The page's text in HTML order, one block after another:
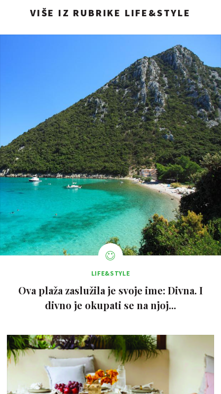
VIŠE IZ RUBRIKE LIFE&STYLE
LIFE&STYLE
Ova plaža zaslužila je svoje ime: Divna. I
divno je okupati se na njoj...